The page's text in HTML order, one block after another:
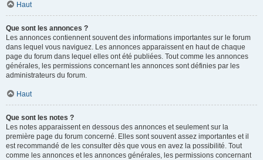
Haut
Que sont les annonces ?
Les annonces contiennent souvent des informations importantes sur le forum
dans lequel vous naviguez. Les annonces apparaissent en haut de chaque
page du forum dans lequel elles ont été publiées. Tout comme les annonces
générales, les permissions concernant les annonces sont définies par les
administrateurs du forum.
Haut
Que sont les notes ?
Les notes apparaissent en dessous des annonces et seulement sur la
première page du forum concerné. Elles sont souvent assez importantes et il
est recommandé de les consulter dès que vous en avez la possibilité. Tout
comme les annonces et les annonces générales, les permissions concernant